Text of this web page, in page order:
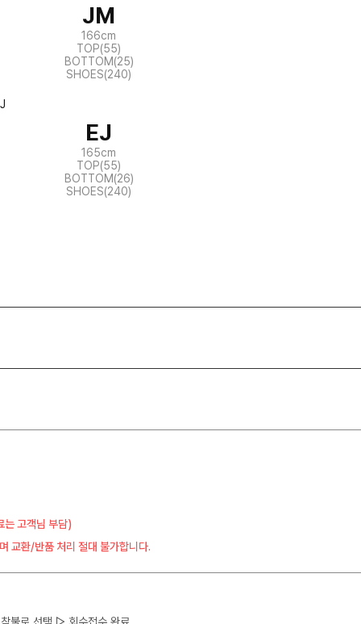
JM
166cm
TOP(55)
BOTTOM(25)
SHOES(240)
EJ
165cm
TOP(55)
BOTTOM(26)
SHOES(240)
고객님 부담)
교환/반품 처리 절대 불가합니다.